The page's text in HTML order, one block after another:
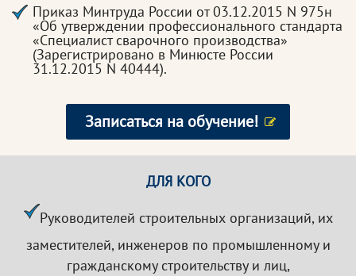
Приказ Минтруда России от 03.12.2015 N 975н
«Об утверждении профессионального стандарта
«Специалист сварочного производства»
(Зарегистрировано в Минюсте России
31.12.2015 N 40444).
Записаться на обучение!
ДЛЯ КОГО
Руководителей строительных организаций, их
заместителей, инженеров по промышленному и
гражданскому строительству и лиц,